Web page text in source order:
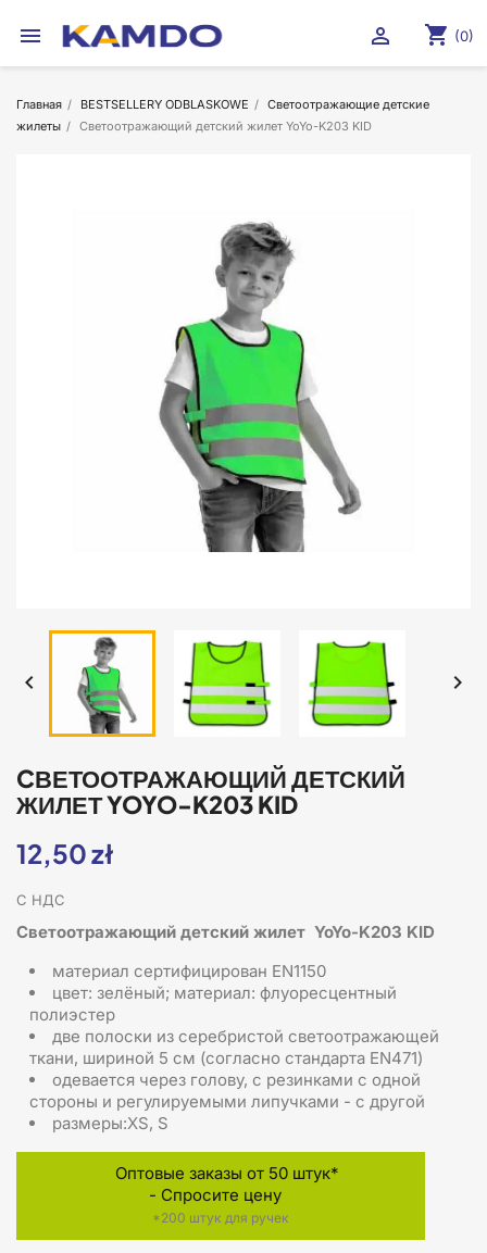
 shopping_cart (0)

Главная BESTSELLERY ODBLASKOWE
Светоотражающие детские
жилеты
Cветоотражающий детский жилет YoYo-K203 KID
 
CВЕТООТРАЖАЮЩИЙ ДЕТСКИЙ
ЖИЛЕТ YOYO-K203 KID
12,50 zł
С НДС
Cветоотражающий детский жилет YoYo-K203 KID
материал сертифицирован EN1150
цвет: зелёный; материал: флуоресцентный
полиэстер
две полоски из серебристой светоотражающей
ткани, шириной 5 см (согласно стандарта EN471)
одевается через голову, с резинками с одной
стороны и регулируемыми липучками - с другой
размеры:XS, S
Оптовые заказы от 50 штук*
- Спросите цену
*200 штук для ручек